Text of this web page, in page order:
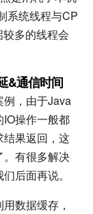
系统线程与CP
多的线程会
&通信时间
，由于Java
操作一般都
结果返回，这
。有很多解决
后面再说。
数据缓存，